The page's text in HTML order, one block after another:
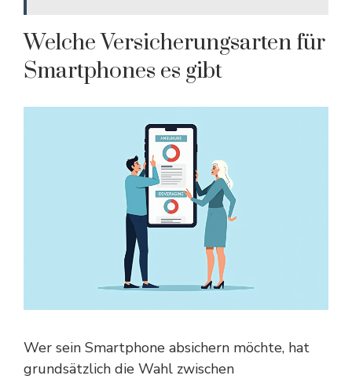
Welche Versicherungsarten für
Smartphones es gibt
Wer sein Smartphone absichern möchte, hat
grundsätzlich die Wahl zwischen